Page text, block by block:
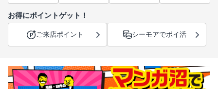
お得にポイントゲット！
ご来店ポイント シーモアでポイ活